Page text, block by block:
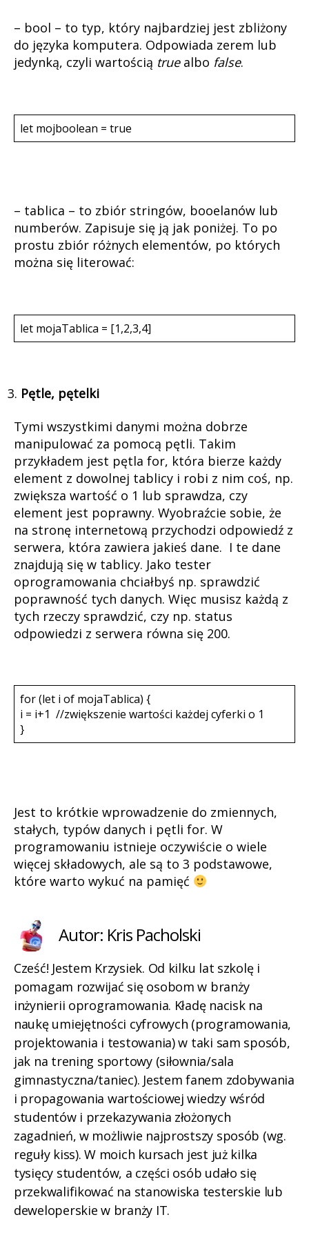
– bool – to typ, który najbardziej jest zbliżony
do języka komputera. Odpowiada zerem lub
jedynką, czyli wartością truealbo false.
let mojboolean = true
– tablica – to zbiór stringów, booelanów lub
numberów. Zapisuje się ją jak poniżej. To po
prostu zbiór różnych elementów, po których
można się literować:
let mojaTablica = [1,2,3,4]
Pętle, pętelki
Tymi wszystkimi danymi można dobrze
manipulować za pomocą pętli. Takim
przykładem jest pętla for, która bierze każdy
element z dowolnej tablicy i robi z nim coś, np.
zwiększa wartość o 1 lub sprawdza, czy
element jest poprawny. Wyobraźcie sobie, że
na stronę internetową przychodzi odpowiedź z
serwera, która zawiera jakieś dane. I te dane
znajdują się w tablicy. Jako tester
oprogramowania chciałbyś np. sprawdzić
poprawność tych danych. Więc musisz każdą z
tych rzeczy sprawdzić, czy np. status
odpowiedzi z serwera równa się 200.
for (let i of mojaTablica) {
i = i+1 //zwiększenie wartości każdej cyferki o 1
}
Jest to krótkie wprowadzenie do zmiennych,
stałych, typów danych i pętli for. W
programowaniu istnieje oczywiście o wiele
więcej składowych, ale są to 3 podstawowe,
które warto wykuć na pamięć
Autor: Kris Pacholski
Cześć! Jestem Krzysiek. Od kilku lat szkolę i
pomagam rozwijać się osobom w branży
inżynierii oprogramowania. Kładę nacisk na
naukę umiejętności cyfrowych (programowania,
projektowania i testowania) w taki sam sposób,
jak na trening sportowy (siłownia/sala
gimnastyczna/taniec). Jestem fanem zdobywania
i propagowania wartościowej wiedzy wśród
studentów i przekazywania złożonych
zagadnień, w możliwie najprostszy sposób (wg.
reguły kiss). W moich kursach jest już kilka
tysięcy studentów, a części osób udało się
przekwalifikować na stanowiska testerskie lub
deweloperskie w branży IT.